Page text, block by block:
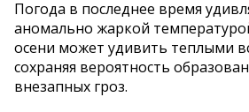
Погода в последнее время
аномально жаркой
осени может удивить теплыми
сохраняя вероятность
внезапных гроз.